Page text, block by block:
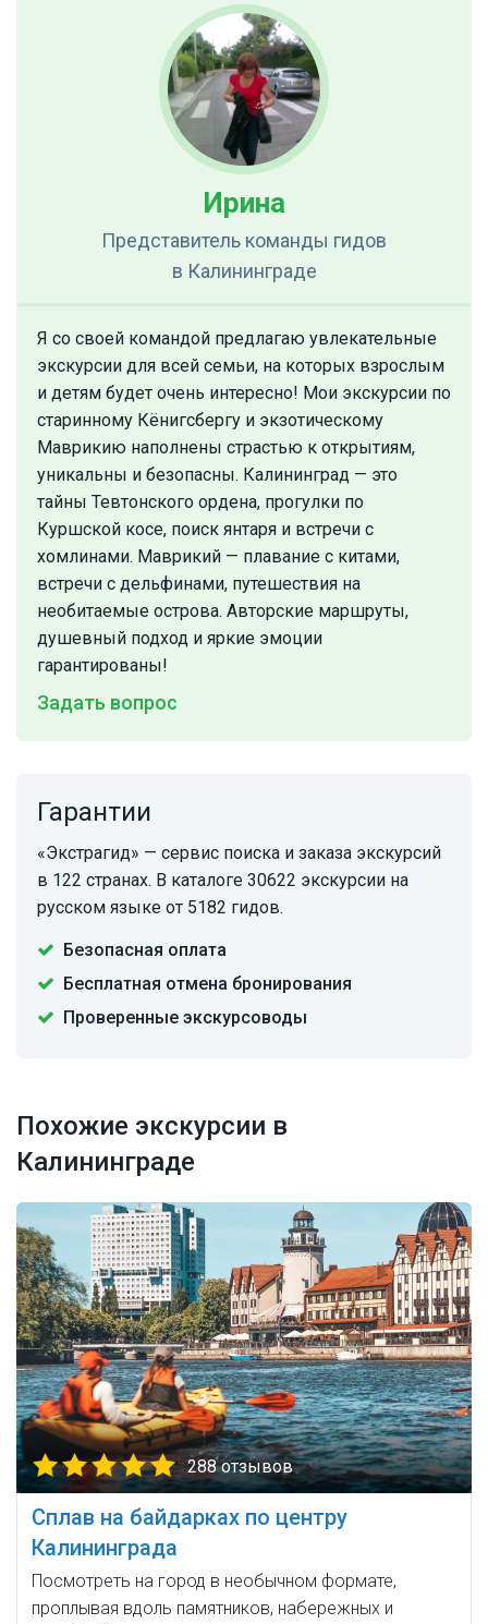
Ирина
Представитель команды гидов
в Калининграде
Я со своей командой предлагаю увлекательные
экскурсии для всей семьи, на которых взрослым
и детям будет очень интересно! Мои экскурсии по
старинному Кёнигсбергу и экзотическому
Маврикию наполнены страстью к открытиям,
уникальны и безопасны. Калининград — это
тайны Тевтонского ордена, прогулки по
Куршской косе, поиск янтаря и встречи с
хомлинами. Маврикий — плавание с китами,
встречи с дельфинами, путешествия на
необитаемые острова. Авторские маршруты,
душевный подход и яркие эмоции
гарантированы!
Задать вопрос
Гарантии
«Экстрагид» — сервис поиска и заказа экскурсий
в 122 странах. В каталоге 30622 экскурсии на
русском языке от 5182 гидов.
Безопасная оплата
Бесплатная отмена бронирования
Проверенные экскурсоводы
Похожие экскурсии в
Калининграде
288 отзывов
Сплав на байдарках по центру
Калининграда
Посмотреть на город в необычном формате,
проплывая вдоль памятников, набережных и